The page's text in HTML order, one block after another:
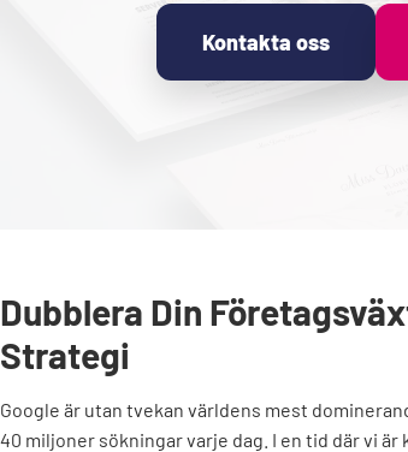
Kontakta oss
Dubblera Din
Strategi
Google är utan tvekan världens mest
40 miljoner sökningar varje dag. I en tid där vi